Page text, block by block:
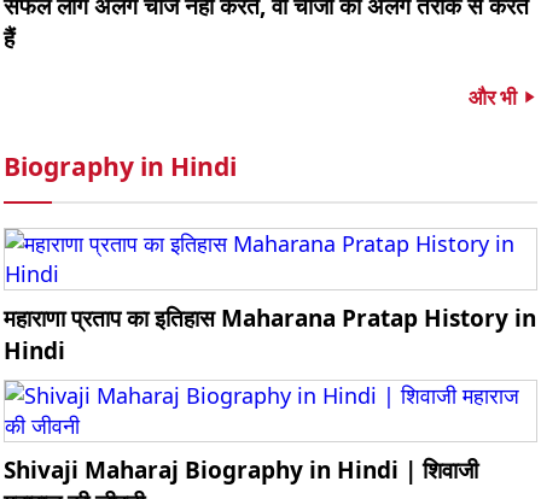
हैं
और भी
Biography in Hindi
महाराणा प्रताप का इतिहास Maharana Pratap History in
Hindi
Shivaji Maharaj Biography in Hindi | शिवाजी